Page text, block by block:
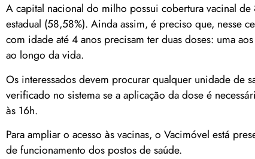
A capital nacional do milho possui cobertura vacinal
estadual (58,58%). Ainda assim, é preciso que, nesse
com idade até 4 anos precisam ter duas doses: uma
ao longo da vida.
Os interessados devem procurar qualquer unidade de
verificado no sistema se a aplicação da dose é
às 16h.
Para ampliar o acesso às vacinas, o Vacimóvel está
de funcionamento dos postos de saúde.